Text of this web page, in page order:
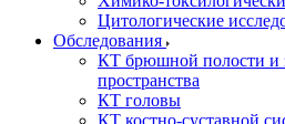
Цитологические
Обследования
КТ брюшной полости и
пространства
КТ головы
КТ костно-суставной